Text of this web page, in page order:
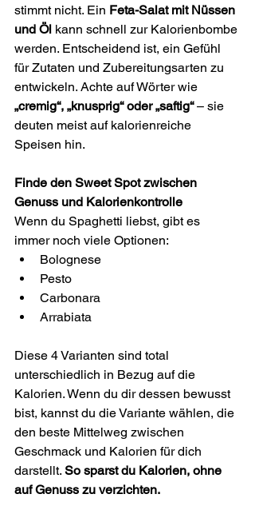
stimmt nicht. Ein Feta-Salat mit Nüssen
und Öl kann schnell zur Kalorienbombe
werden. Entscheidend ist, ein Gefühl
für Zutaten und Zubereitungsarten zu
entwickeln. Achte auf Wörter wie
„cremig“, „knusprig“ oder „saftig“ – sie
deuten meist auf kalorienreiche
Speisen hin.
Finde den Sweet Spot zwischen
Genuss und Kalorienkontrolle
Wenn du Spaghetti liebst, gibt es
immer noch viele Optionen:
Bolognese
Pesto
Carbonara
Arrabiata
Diese 4 Varianten sind total
unterschiedlich in Bezug auf die
Kalorien. Wenn du dir dessen bewusst
bist, kannst du die Variante wählen, die
den beste Mittelweg zwischen
Geschmack und Kalorien für dich
darstellt. So sparst du Kalorien, ohne
auf Genuss zu verzichten.